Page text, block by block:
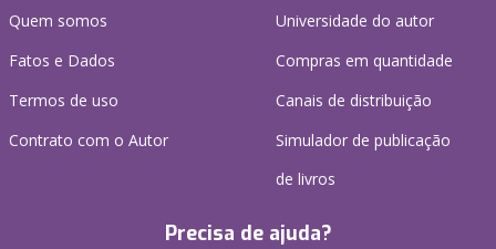
Quem somos
Fatos e Dados
Termos de uso
Contrato com o Autor
Universidade do autor
Compras em quantidade
Canais de distribuição
Simulador de publicação
de livros
Precisa de ajuda?